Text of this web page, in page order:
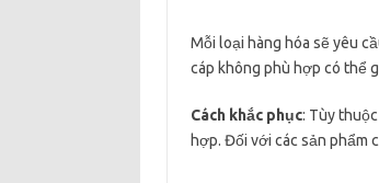
Mỗi loại hàng hóa sẽ yêu
cáp không phù hợp có thể
Cách khắc phục: Tùy
hợp. Đối với các sản phẩm